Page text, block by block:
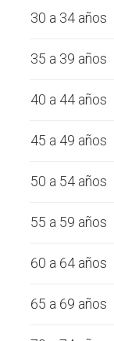
30 a 34 años
35 a 39 años
40 a 44 años
45 a 49 años
50 a 54 años
55 a 59 años
60 a 64 años
65 a 69 años